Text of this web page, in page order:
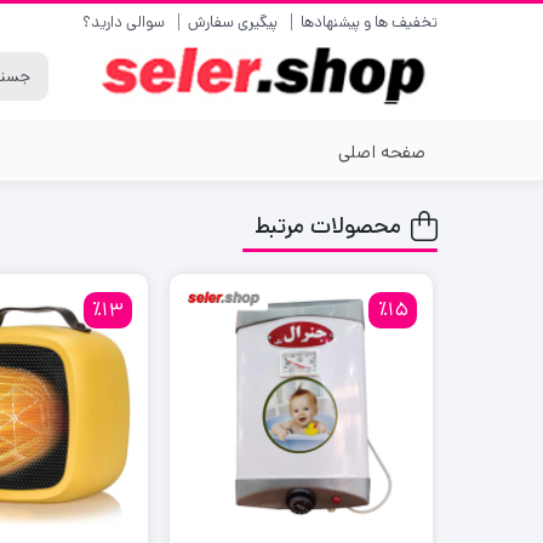
تخفیف ها و پیشنهادها پیگیری سفارش سوالی دارید؟
صفحه اصلی
محصولات مرتبط
٪15 ٪13